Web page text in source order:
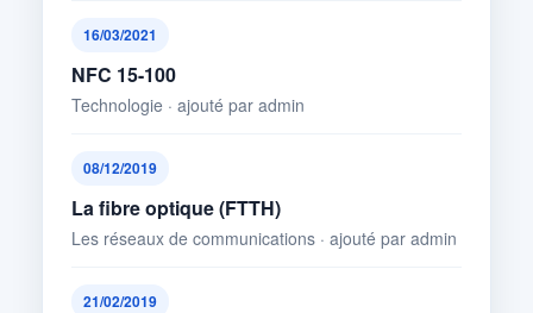
16/03/2021
NFC 15-100
Technologie · ajouté par admin
08/12/2019
La fibre optique (FTTH)
Les réseaux de communications · ajouté par admin
21/02/2019